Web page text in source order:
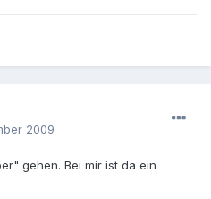
2009
gehen. Bei mir ist da ein